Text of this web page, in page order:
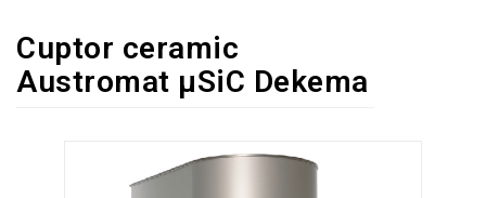
SUPER
OFERTĂ
Cuptor ceramic
Austromat µSiC Dekema